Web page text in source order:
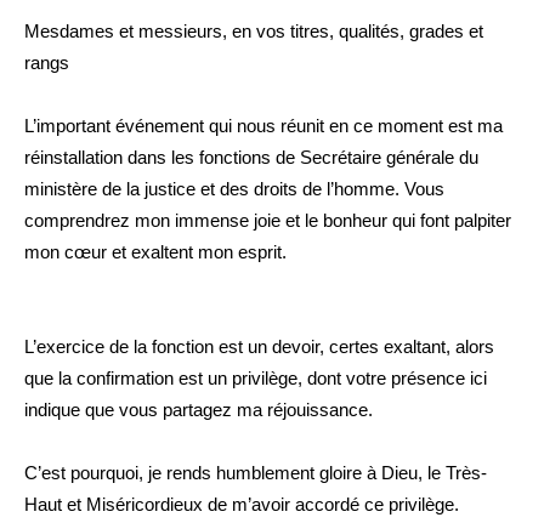
Mesdames et messieurs, en vos titres, qualités, grades et
rangs
L’important événement qui nous réunit en ce moment est ma
réinstallation dans les fonctions de Secrétaire générale du
ministère de la justice et des droits de l’homme. Vous
comprendrez mon immense joie et le bonheur qui font palpiter
mon cœur et exaltent mon esprit.
L’exercice de la fonction est un devoir, certes exaltant, alors
que la confirmation est un privilège, dont votre présence ici
indique que vous partagez ma réjouissance.
C’est pourquoi, je rends humblement gloire à Dieu, le Très-
Haut et Miséricordieux de m’avoir accordé ce privilège.